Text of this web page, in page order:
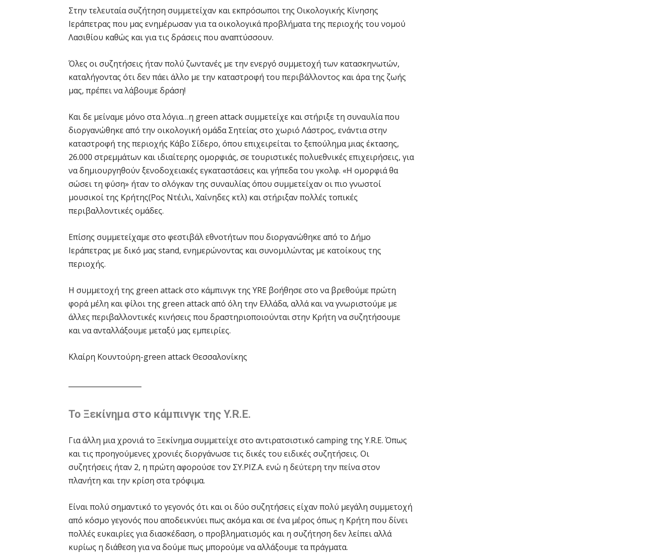
Στην τελευταία συζήτηση συμμετείχαν και εκπρόσωποι της Οικολογικής Κίνησης
Ιεράπετρας που μας ενημέρωσαν για τα οικολογικά προβλήματα της περιοχής του νομού
Λασιθίου καθώς και για τις δράσεις που αναπτύσσουν.
Όλες οι συζητήσεις ήταν πολύ ζωντανές με την ενεργό συμμετοχή των κατασκηνωτών,
καταλήγοντας ότι δεν πάει άλλο με την καταστροφή του περιβάλλοντος και άρα της ζωής
μας, πρέπει να λάβουμε δράση!
Και δε μείναμε μόνο στα λόγια…η green attack συμμετείχε και στήριξε τη συναυλία που
διοργανώθηκε από την οικολογική ομάδα Σητείας στο χωριό Λάστρος, ενάντια στην
καταστροφή της περιοχής Κάβο Σίδερο, όπου επιχειρείται το ξεπούλημα μιας έκτασης,
26.000 στρεμμάτων και ιδιαίτερης ομορφιάς, σε τουριστικές πολυεθνικές επιχειρήσεις, για
να δημιουργηθούν ξενοδοχειακές εγκαταστάσεις και γήπεδα του γκολφ. «Η ομορφιά θα
σώσει τη φύση» ήταν το σλόγκαν της συναυλίας όπου συμμετείχαν οι πιο γνωστοί
μουσικοί της Κρήτης(Ρος Ντέιλι, Χαίνηδες κτλ) και στήριξαν πολλές τοπικές
περιβαλλοντικές ομάδες.
Επίσης συμμετείχαμε στο φεστιβάλ εθνοτήτων που διοργανώθηκε από το Δήμο
Ιεράπετρας με δικό μας stand, ενημερώνοντας και συνομιλώντας με κατοίκους της
περιοχής.
Η συμμετοχή της green attack στο κάμπινγκ της YRE βοήθησε στο να βρεθούμε πρώτη
φορά μέλη και φίλοι της green attack από όλη την Ελλάδα, αλλά και να γνωριστούμε με
άλλες περιβαλλοντικές κινήσεις που δραστηριοποιούνται στην Κρήτη να συζητήσουμε
και να ανταλλάξουμε μεταξύ μας εμπειρίες.
Κλαίρη Κουντούρη-green attack Θεσσαλονίκης
Το Ξεκίνημα στο κάμπινγκ της Y.R.E.
Για άλλη μια χρονιά το Ξεκίνημα συμμετείχε στο αντιρατσιστικό camping της Y.R.E. Όπως
και τις προηγούμενες χρονιές διοργάνωσε τις δικές του ειδικές συζητήσεις. Οι
συζητήσεις ήταν 2, η πρώτη αφορούσε τον ΣΥ.ΡΙΖ.Α. ενώ η δεύτερη την πείνα στον
πλανήτη και την κρίση στα τρόφιμα.
Είναι πολύ σημαντικό το γεγονός ότι και οι δύο συζητήσεις είχαν πολύ μεγάλη συμμετοχή
από κόσμο γεγονός που αποδεικνύει πως ακόμα και σε ένα μέρος όπως η Κρήτη που δίνει
πολλές ευκαιρίες για διασκέδαση, ο προβληματισμός και η συζήτηση δεν λείπει αλλά
κυρίως η διάθεση για να δούμε πως μπορούμε να αλλάξουμε τα πράγματα.